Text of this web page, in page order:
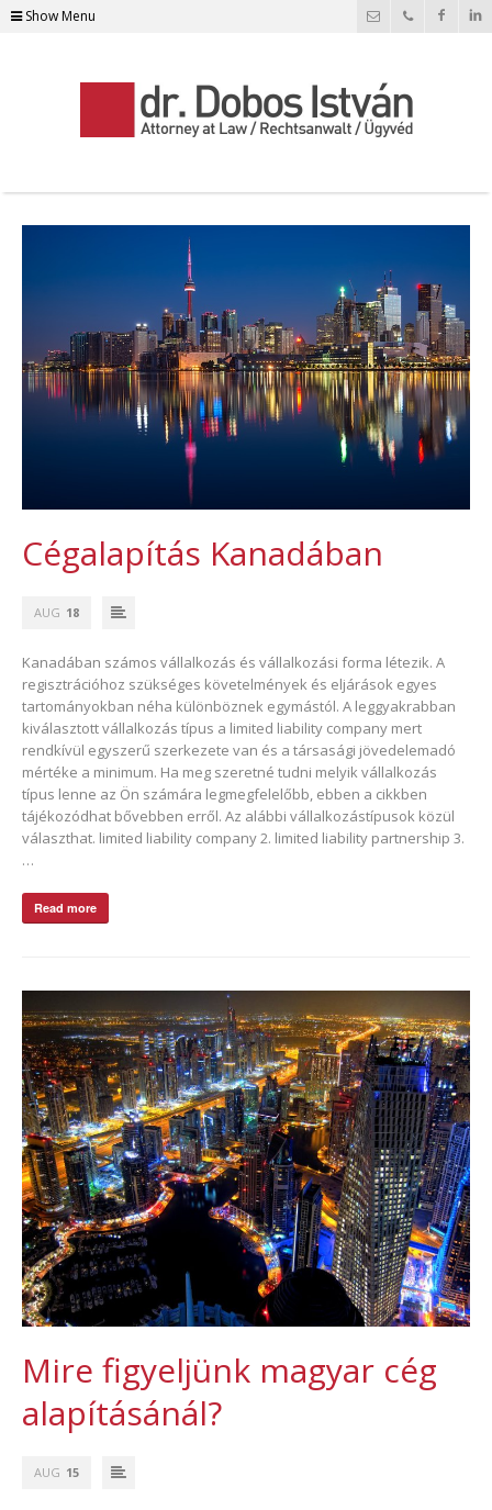
Show Menu
Cégalapítás Kanadában
AUG 18
Kanadában számos vállalkozás és vállalkozási forma létezik. A
regisztrációhoz szükséges követelmények és eljárások egyes
tartományokban néha különböznek egymástól. A leggyakrabban
kiválasztott vállalkozás típus a limited liability company mert
rendkívül egyszerű szerkezete van és a társasági jövedelemadó
mértéke a minimum. Ha meg szeretné tudni melyik vállalkozás
típus lenne az Ön számára legmegfelelőbb, ebben a cikkben
tájékozódhat bővebben erről. Az alábbi vállalkozástípusok közül
választhat. limited liability company 2. limited liability partnership 3.
…
Read more
Mire figyeljünk magyar cég
alapításánál?
AUG 15